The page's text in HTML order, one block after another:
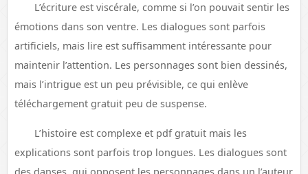
L’écriture est viscérale, comme si l’on pouvait sentir les
émotions dans son ventre. Les dialogues sont parfois
artificiels, mais lire est suffisamment intéressante pour
maintenir l’attention. Les personnages sont bien dessinés,
mais l’intrigue est un peu prévisible, ce qui enlève
téléchargement gratuit peu de suspense.
L’histoire est complexe et pdf gratuit mais les
explications sont parfois trop longues. Les dialogues sont